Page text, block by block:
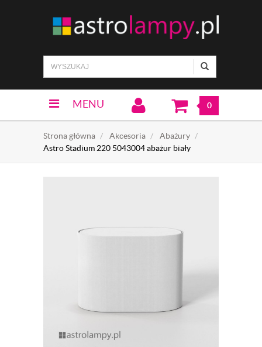
MENU 0
Strona główna Akcesoria
Abażury
Astro Stadium 220 5043004 abażur biały